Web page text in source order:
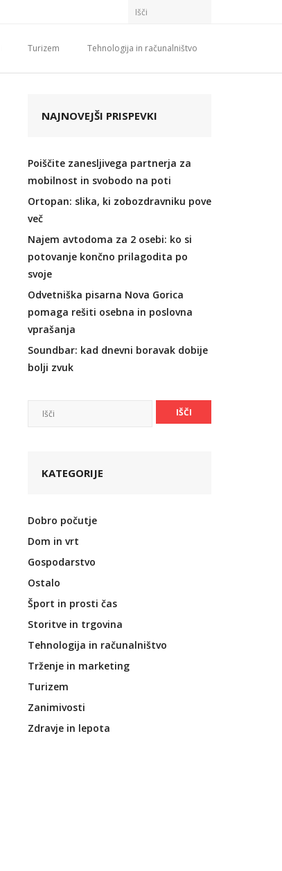
Turizem Tehnologija in računalništvo
NAJNOVEJŠI PRISPEVKI
Poiščite zanesljivega partnerja za
mobilnost in svobodo na poti
Ortopan: slika, ki zobozdravniku pove
več
Najem avtodoma za 2 osebi: ko si
potovanje končno prilagodita po
svoje
Odvetniška pisarna Nova Gorica
pomaga rešiti osebna in poslovna
vprašanja
Soundbar: kad dnevni boravak dobije
bolji zvuk
KATEGORIJE
Dobro počutje
Dom in vrt
Gospodarstvo
Ostalo
Šport in prosti čas
Storitve in trgovina
Tehnologija in računalništvo
Trženje in marketing
Turizem
Zanimivosti
Zdravje in lepota